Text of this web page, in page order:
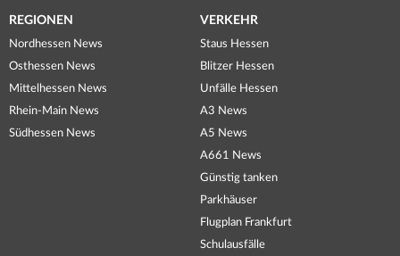
REGIONEN
Nordhessen News
Osthessen News
Mittelhessen News
Rhein-Main News
Südhessen News
VERKEHR
Staus Hessen
Blitzer Hessen
Unfälle Hessen
A3 News
A5 News
A661 News
Günstig tanken
Parkhäuser
Flugplan Frankfurt
Schulausfälle